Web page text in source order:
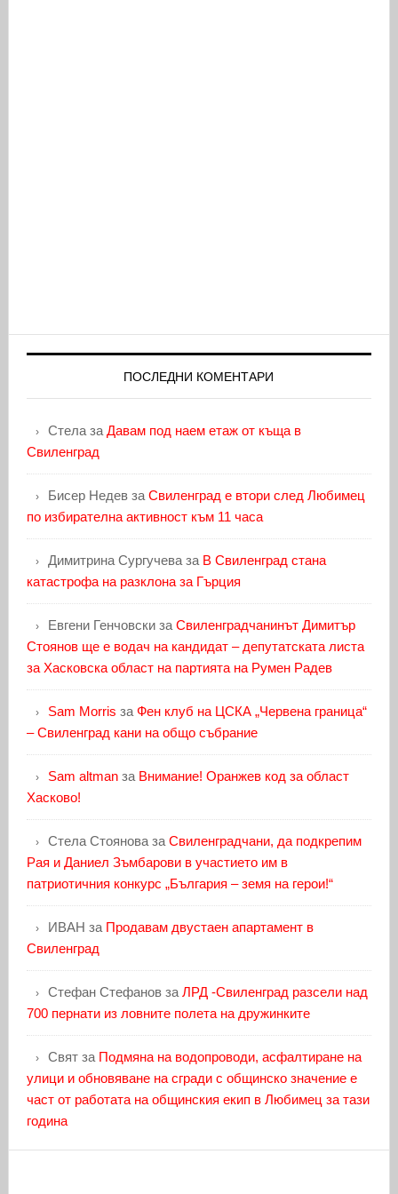
ПОСЛЕДНИ КОМЕНТАРИ
Стелаза Давам под наем етаж от къща в
Свиленград
Бисер Недевза Свиленград е втори след Любимец
по избирателна активност към 11 часа
Димитрина Сургучеваза В Свиленград стана
катастрофа на разклона за Гърция
Евгени Генчовскиза Свиленградчанинът Димитър
Стоянов ще е водач на кандидат – депутатската листа
за Хасковска област на партията на Румен Радев
Sam Morris за Фен клуб на ЦСКА „Червена граница“
– Свиленград кани на общо събрание
Sam altmanза Внимание! Оранжев код за област
Хасково!
Стела Стояноваза Свиленградчани, да подкрепим
Рая и Даниел Зъмбарови в участието им в
патриотичния конкурс „България – земя на герои!“
ИВАН за Продавам двустаен апартамент в
Свиленград
Стефан Стефановза ЛРД -Свиленград разсели над
700 пернати из ловните полета на дружинките
Святза Подмяна на водопроводи, асфалтиране на
улици и обновяване на сгради с общинско значение е
част от работата на общинския екип в Любимец за тази
година